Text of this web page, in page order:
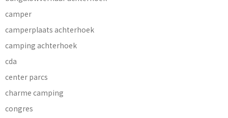
camper
camperplaats achterhoek
camping achterhoek
cda
center parcs
charme camping
congres